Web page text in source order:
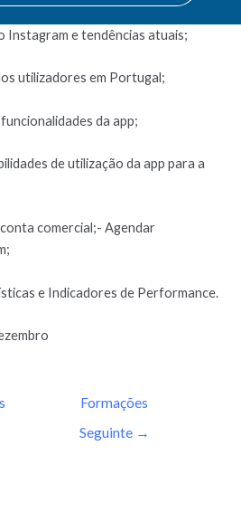
Instagram e tendências atuais;
utilizadores em Portugal;
da app;
de utilização da app para a
comercial;- Agendar
e Indicadores de Performance.
Formações
Seguinte →